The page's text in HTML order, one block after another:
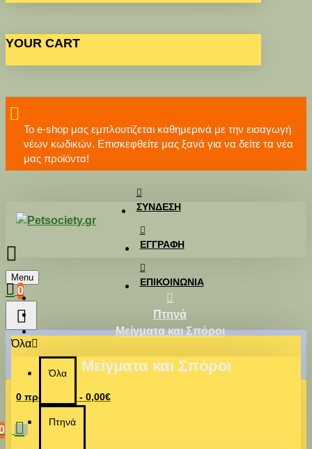
YOUR CART
Το e-shop μας εμπλουτίζεται καθημερινά με την εισαγωγή
νέων κωδικών. Επισκεφθείτε μας ξανά για να δείτε τα νέα
μας προϊόντα!
ΣΎΝΔΕΣΗ
ΕΓΓΡΑΦΉ
ΕΠΙΚΟΙΝΩΝΊΑ
Menu
0
Όλα
Όλα
Πτηνά
0 προϊόν(τα) - 0,00€
Πτηνά
Μείγματα και Σπόροι
Μείγματα και Σπόροι